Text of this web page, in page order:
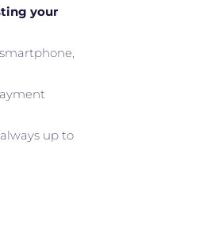
your
up to